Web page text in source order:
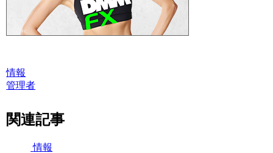
情報
管理者
関連記事
情報